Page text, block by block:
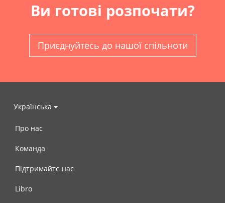
Ви готові розпочати?
Приєднуйтесь до нашої спільноти
Українська
Про нас
Команда
Підтримайте нас
Libro